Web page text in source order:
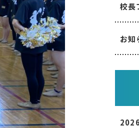
校長
お知